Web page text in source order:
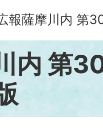
報薩摩川内 第
内 第